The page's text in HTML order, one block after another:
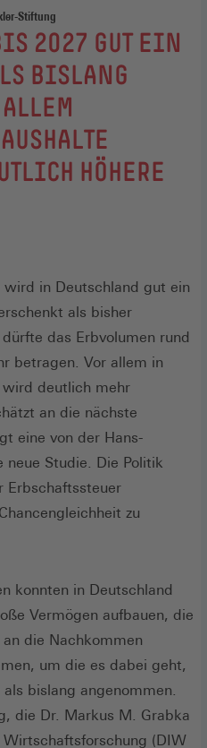
Stiftung
2027 GUT EIN
BISLANG
HÖHERE
in Deutschland gut ein
als bisher
das Erbvolumen rund
betragen. Vor allem in
wird deutlich mehr
an die nächste
eine von der Hans-
Studie. Die Politik
Erbschaftssteuer
zu
konnten in Deutschland
Vermögen aufbauen, die
die Nachkommen
um die es dabei geht,
bislang angenommen.
die Dr. Markus M. Grabka
(DIW